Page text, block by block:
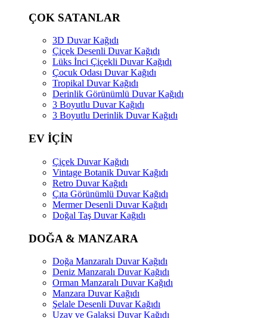
ÇOK SATANLAR
3D Duvar Kağıdı
Çiçek Desenli Duvar Kağıdı
Lüks İnci Çiçekli Duvar Kağıdı
Çocuk Odası Duvar Kağıdı
Tropikal Duvar Kağıdı
Derinlik Görünümlü Duvar Kağıdı
3 Boyutlu Duvar Kağıdı
3 Boyutlu Derinlik Duvar Kağıdı
EV İÇİN
Çiçek Duvar Kağıdı
Vintage Botanik Duvar Kağıdı
Retro Duvar Kağıdı
Çıta Görünümlü Duvar Kağıdı
Mermer Desenli Duvar Kağıdı
Doğal Taş Duvar Kağıdı
DOĞA & MANZARA
Doğa Manzaralı Duvar Kağıdı
Deniz Manzaralı Duvar Kağıdı
Orman Manzaralı Duvar Kağıdı
Manzara Duvar Kağıdı
Şelale Desenli Duvar Kağıdı
Uzay ve Galaksi Duvar Kağıdı